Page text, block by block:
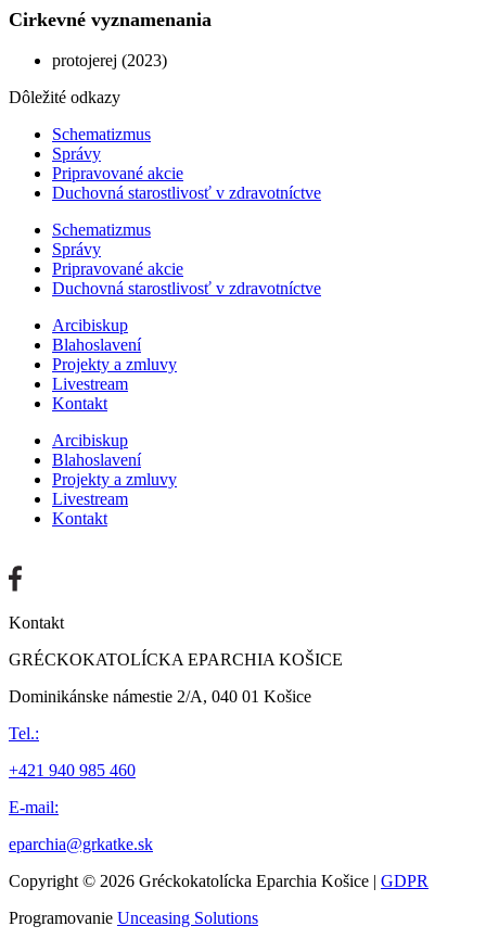
Cirkevné vyznamenania
protojerej (2023)
Dôležité odkazy
Schematizmus
Správy
Pripravované akcie
Duchovná starostlivosť v zdravotníctve
Schematizmus
Správy
Pripravované akcie
Duchovná starostlivosť v zdravotníctve
Arcibiskup
Blahoslavení
Projekty a zmluvy
Livestream
Kontakt
Arcibiskup
Blahoslavení
Projekty a zmluvy
Livestream
Kontakt
Kontakt
GRÉCKOKATOLÍCKA EPARCHIA KOŠICE
Dominikánske námestie 2/A, 040 01 Košice
Tel.:
+421 940 985 460
E-mail:
eparchia@grkatke.sk
Copyright © 2026 Gréckokatolícka Eparchia Košice | GDPR
Programovanie Unceasing Solutions